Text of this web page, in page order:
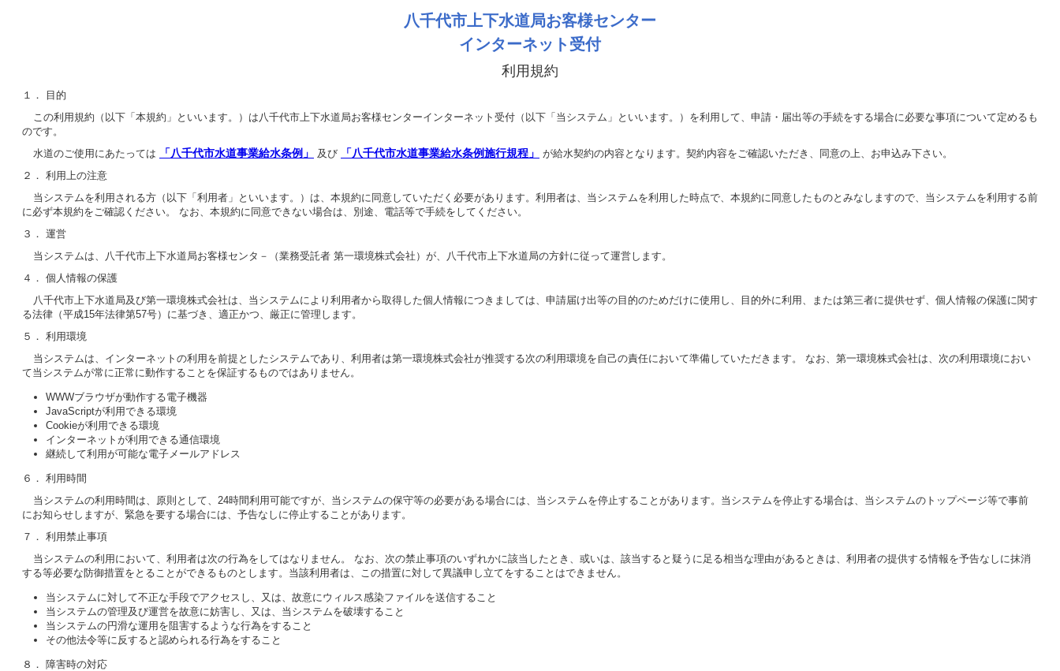
八千代市上下水道局お客様センター
インターネット受付
利用規約
１． 目的
この利用規約（以下「本規約」といいます。）は八千代市上下水道局お客様センターインターネット受付（以下「当システム」といいます。）を利用して、申請・届出等の手続をする場合に必要な事項について定めるも
のです。
水道のご使用にあたっては
「八千代市水道事業給水条例」 及び 「八千代市水道事業給水条例施行規程」
が給水契約の内容となります。契約内容をご確認いただき、同意の上、お申込み下さい。
２． 利用上の注意
当システムを利用される方（以下「利用者」といいます。）は、本規約に同意していただく必要があります。利用者は、当システムを利用した時点で、本規約に同意したものとみなしますので、当システムを利用する前
に必ず本規約をご確認ください。 なお、本規約に同意できない場合は、別途、電話等で手続をしてください。
３． 運営
当システムは、八千代市上下水道局お客様センタ－（業務受託者 第一環境株式会社）が、八千代市上下水道局の方針に従って運営します。
４． 個人情報の保護
八千代市上下水道局及び第一環境株式会社は、当システムにより利用者から取得した個人情報につきましては、申請届け出等の目的のためだけに使用し、目的外に利用、または第三者に提供せず、個人情報の保護に関す
る法律（平成15年法律第57号）に基づき、適正かつ、厳正に管理します。
５． 利用環境
当システムは、インターネットの利用を前提としたシステムであり、利用者は第一環境株式会社が推奨する次の利用環境を自己の責任において準備していただきます。 なお、第一環境株式会社は、次の利用環境におい
て当システムが常に正常に動作することを保証するものではありません。
WWWブラウザが動作する電子機器
JavaScriptが利用できる環境
Cookieが利用できる環境
インターネットが利用できる通信環境
継続して利用が可能な電子メールアドレス
６． 利用時間
当システムの利用時間は、原則として、24時間利用可能ですが、当システムの保守等の必要がある場合には、当システムを停止することがあります。当システムを停止する場合は、当システムのトップページ等で事前
にお知らせしますが、緊急を要する場合には、予告なしに停止することがあります。
７． 利用禁止事項
当システムの利用において、利用者は次の行為をしてはなりません。 なお、次の禁止事項のいずれかに該当したとき、或いは、該当すると疑うに足る相当な理由があるときは、利用者の提供する情報を予告なしに抹消
する等必要な防御措置をとることができるものとします。当該利用者は、この措置に対して異議申し立てをすることはできません。
当システムに対して不正な手段でアクセスし、又は、故意にウィルス感染ファイルを送信すること
当システムの管理及び運営を故意に妨害し、又は、当システムを破壊すること
当システムの円滑な運用を阻害するような行為をすること
その他法令等に反すると認められる行為をすること
８． 障害時の対応